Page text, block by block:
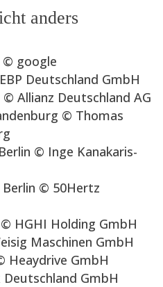
anders
© google
Deutschland GmbH
Allianz Deutschland AG
© Thomas
© Inge Kanakaris-
© 50Hertz
HGHI Holding GmbH
Maschinen GmbH
Heaydrive GmbH
GmbH